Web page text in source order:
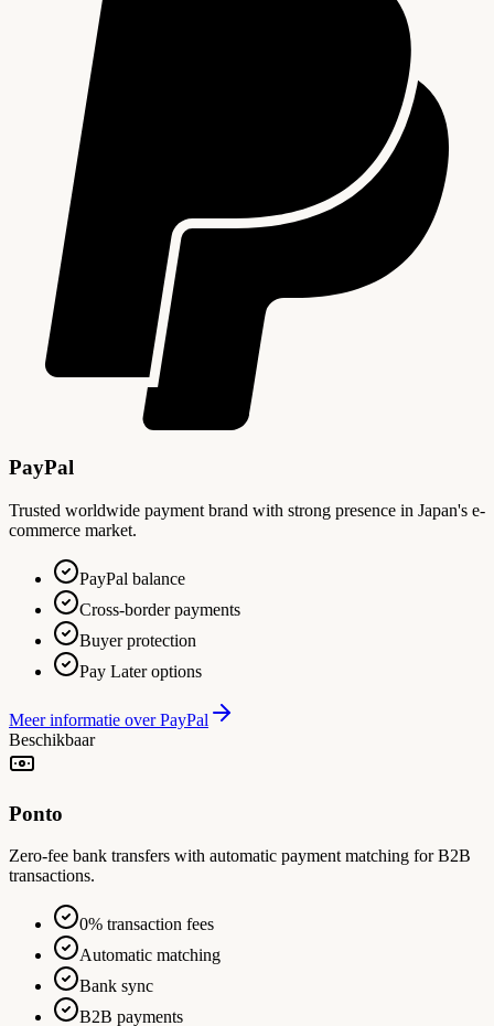
PayPal
Trusted worldwide payment brand with strong presence in Japan's e-
commerce market.
PayPal balance
Cross-border payments
Buyer protection
Pay Later options
Meer informatie over PayPal
Beschikbaar
Ponto
Zero-fee bank transfers with automatic payment matching for B2B
transactions.
0% transaction fees
Automatic matching
Bank sync
B2B payments